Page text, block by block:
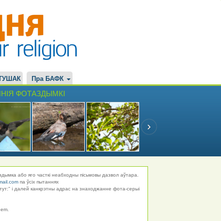
Пра БАФК
ФОТАЗДЫМКІ
або яго часткі неабходны пісьмовы дазвол аўтара.
па ўсіх пытаннях
і далей канкрэтны адрас на знаходжанне фота-серыі